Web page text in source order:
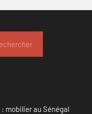
mobilier au Sénégal